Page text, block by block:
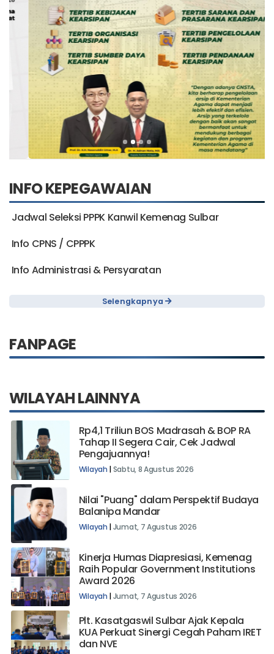
INFO KEPEGAWAIAN
Jadwal Seleksi PPPK Kanwil Kemenag Sulbar
Info CPNS / CPPPK
Info Administrasi & Persyaratan
Selengkapnya
FANPAGE
WILAYAH LAINNYA
Rp4,1 Triliun BOS Madrasah & BOP RA
Tahap II Segera Cair, Cek Jadwal
Pengajuannya!
Wilayah |Sabtu, 8 Agustus 2026
Nilai "Puang" dalam Perspektif Budaya
Balanipa Mandar
Wilayah |Jumat, 7 Agustus 2026
Kinerja Humas Diapresiasi, Kemenag
Raih Popular Government Institutions
Award 2026
Wilayah |Jumat, 7 Agustus 2026
Plt. Kasatgaswil Sulbar Ajak Kepala
KUA Perkuat Sinergi Cegah Paham IRET
dan NVE